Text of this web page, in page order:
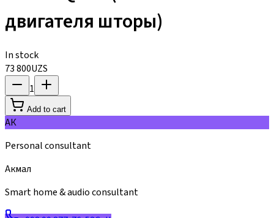
двигателя шторы)
In stock
73 800UZS
1
Add to cart
АК
Personal consultant
Акмал
Smart home & audio consultant